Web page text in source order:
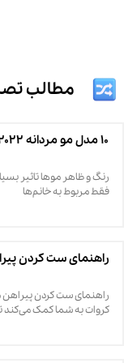
مطالب
۱۰ مدل مو مردانه ۲۰۲۲ محبوب و پرطرفدار
رنگ و ظاهر موها تاثیر
فقط مربوط به خانم‌ها
راهنمای ست کردن
راهنمای ست کردن پیراهن
کروات به شما کمک می‌کند